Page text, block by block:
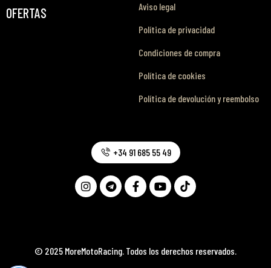
OFERTAS
Aviso legal
Política de privacidad
Condiciones de compra
Política de cookies
Política de devolución y reembolso
© 2025 MoreMotoRacing. Todos los derechos reservados.
+34 91 685 55 49